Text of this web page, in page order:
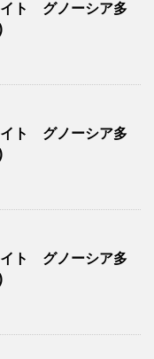
イト グノーシア多
イト グノーシア多
イト グノーシア多